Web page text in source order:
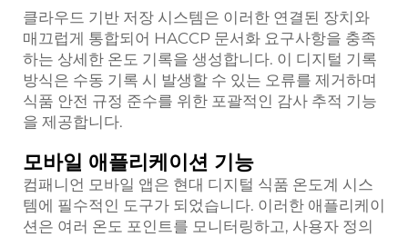
클라우드 기반 저장 시스템은 이러한 연결된 장치와
매끄럽게 통합되어 HACCP 문서화 요구사항을 충족
하는 상세한 온도 기록을 생성합니다. 이 디지털 기록
방식은 수동 기록 시 발생할 수 있는 오류를 제거하며
식품 안전 규정 준수를 위한 포괄적인 감사 추적 기능
을 제공합니다.
모바일 애플리케이션 기능
컴패니언 모바일 앱은 현대 디지털 식품 온도계 시스
템에 필수적인 도구가 되었습니다. 이러한 애플리케이
션은 여러 온도 포인트를 모니터링하고, 사용자 정의